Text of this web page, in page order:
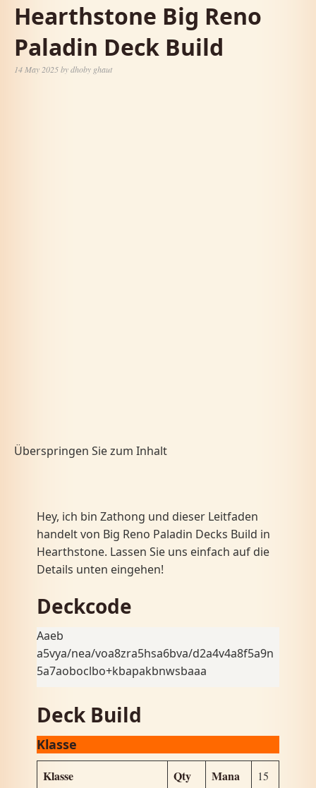
Hearthstone Big Reno
Paladin Deck Build
14 May 2025bydhoby ghaut
Überspringen Sie zum Inhalt
Hey, ich bin Zathong und dieser Leitfaden
handelt von Big Reno Paladin Decks Build in
Hearthstone. Lassen Sie uns einfach auf die
Details unten eingehen!
Deckcode
Aaeb
a5vya/nea/voa8zra5hsa6bva/d2a4v4a8f5a9n
5a7aoboclbo+kbapakbnwsbaaa
Deck Build
Klasse
Klasse Qty Mana 15